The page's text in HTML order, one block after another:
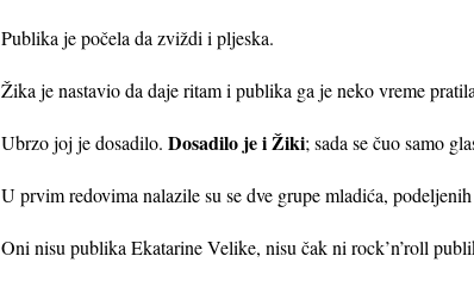
Publika je počela da zviždi i pljeska.
Žika je nastavio da daje ritam i publika ga je neko vreme
Ubrzo joj je dosadilo. Dosadilo je i Žiki; sada se čuo samo
U prvim redovima nalazile su se dve grupe mladića, podeljenih
Oni nisu publika Ekatarine Velike, nisu čak ni rock’n’roll